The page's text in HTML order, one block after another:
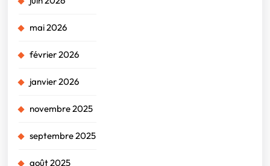
mai 2026
février 2026
janvier 2026
novembre 2025
septembre 2025
août 2025